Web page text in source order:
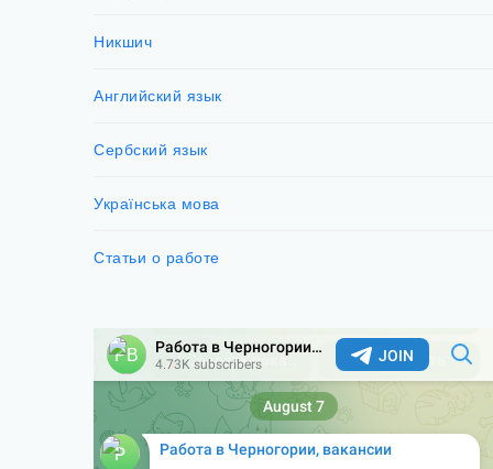
Никшич
Английский язык
Сербский язык
Українська мова
Статьи о работе